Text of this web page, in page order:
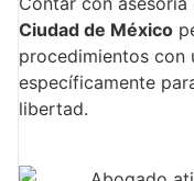
Ciudad de México
procedimientos con
específicamente
libertad.